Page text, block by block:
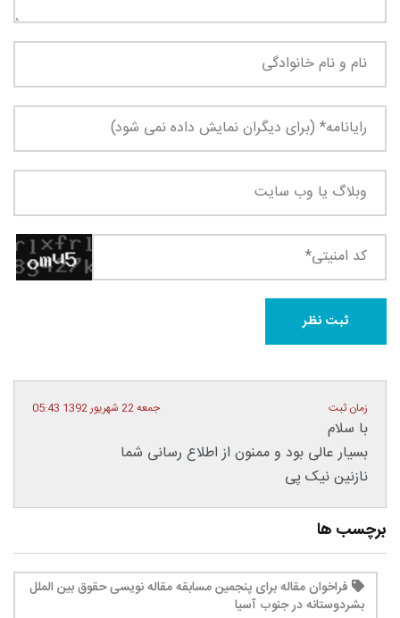
زمان ثبت جمعه 22 شهریور 1392 05:43
با سلام
بسیار عالی بود و ممنون از اطلاع رسانی شما
نازنین نیک پی
برچسب ها
فراخوان مقاله برای پنجمین مسابقه مقاله ‌نویسی حقوق بین ‌الملل
بشردوستانه در جنوب آسیا